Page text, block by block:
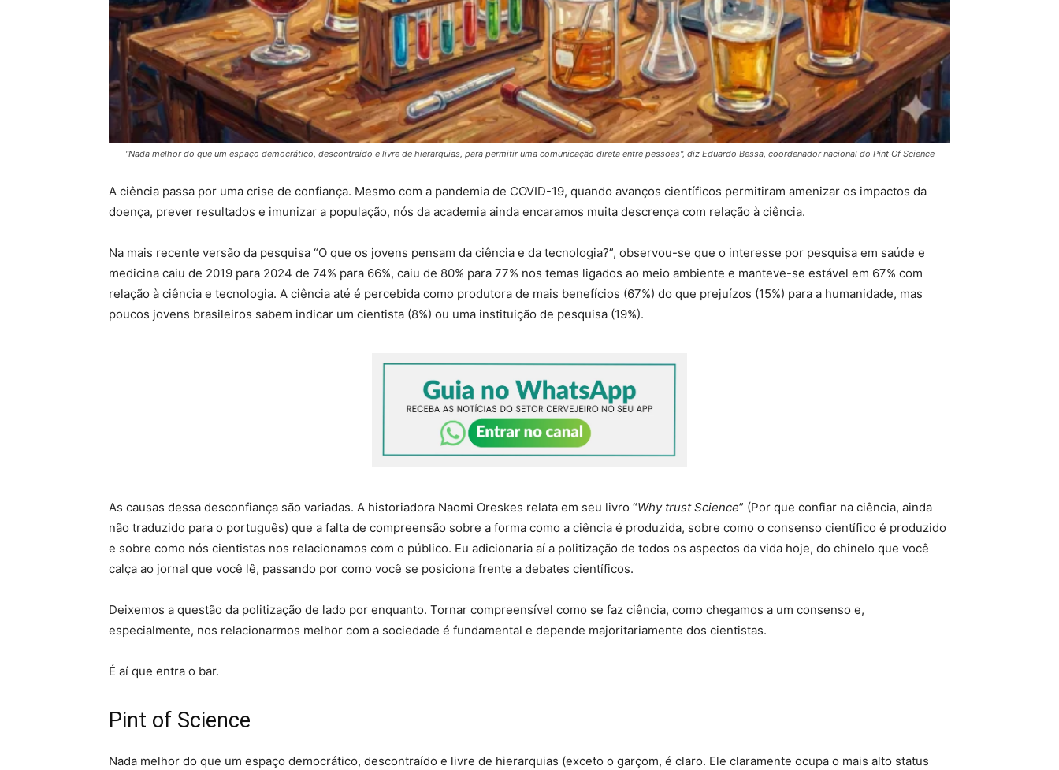
"Nada melhor do que um espaço democrático, descontraído e livre de hierarquias, para permitir uma comunicação direta entre pessoas", diz Eduardo Bessa, coordenador nacional do Pint Of Science
A ciência passa por uma crise de confiança. Mesmo com a pandemia de COVID-19, quando avanços científicos permitiram amenizar os impactos da
doença, prever resultados e imunizar a população, nós da academia ainda encaramos muita descrença com relação à ciência.
Na mais recente versão da pesquisa “O que os jovens pensam da ciência e da tecnologia?”, observou-se que o interesse por pesquisa em saúde e
medicina caiu de 2019 para 2024 de 74% para 66%, caiu de 80% para 77% nos temas ligados ao meio ambiente e manteve-se estável em 67% com
relação à ciência e tecnologia. A ciência até é percebida como produtora de mais benefícios (67%) do que prejuízos (15%) para a humanidade, mas
poucos jovens brasileiros sabem indicar um cientista (8%) ou uma instituição de pesquisa (19%).
As causas dessa desconfiança são variadas. A historiadora Naomi Oreskes relata em seu livro “Why trust Science” (Por que confiar na ciência, ainda
não traduzido para o português) que a falta de compreensão sobre a forma como a ciência é produzida, sobre como o consenso científico é produzido
e sobre como nós cientistas nos relacionamos com o público. Eu adicionaria aí a politização de todos os aspectos da vida hoje, do chinelo que você
calça ao jornal que você lê, passando por como você se posiciona frente a debates científicos.
Deixemos a questão da politização de lado por enquanto. Tornar compreensível como se faz ciência, como chegamos a um consenso e,
especialmente, nos relacionarmos melhor com a sociedade é fundamental e depende majoritariamente dos cientistas.
É aí que entra o bar.
Pint of Science
Nada melhor do que um espaço democrático, descontraído e livre de hierarquias (exceto o garçom, é claro. Ele claramente ocupa o mais alto status